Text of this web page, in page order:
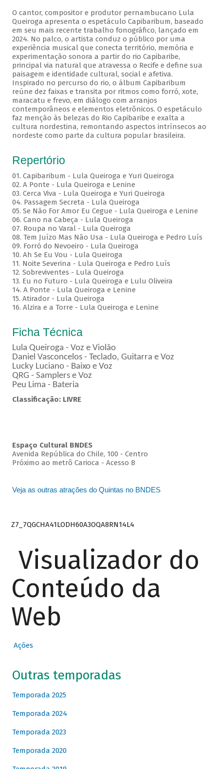
O cantor, compositor e produtor pernambucano Lula
Queiroga apresenta o espetáculo Capibaribum, baseado
em seu mais recente trabalho fonográfico, lançado em
2024. No palco, o artista conduz o público por uma
experiência musical que conecta território, memória e
experimentação sonora a partir do rio Capibaribe,
principal via natural que atravessa o Recife e define sua
paisagem e identidade cultural, social e afetiva.
Inspirado no percurso do rio, o álbum Capibaribum
reúne dez faixas e transita por ritmos como forró, xote,
maracatu e frevo, em diálogo com arranjos
contemporâneos e elementos eletrônicos. O espetáculo
faz menção às belezas do Rio Capibaribe e exalta a
cultura nordestina, remontando aspectos intrínsecos ao
nordeste como parte da cultura popular brasileira.
Repertório
01. Capibaribum - Lula Queiroga e Yuri Queiroga
02. A Ponte - Lula Queiroga e Lenine
03. Cerca Viva - Lula Queiroga e Yuri Queiroga
04. Passagem Secreta - Lula Queiroga
05. Se Não For Amor Eu Cegue - Lula Queiroga e Lenine
06. Cano na Cabeça - Lula Queiroga
07. Roupa no Varal - Lula Queiroga
08. Tem Juízo Mas Não Usa - Lula Queiroga e Pedro Luís
09. Forró do Nevoeiro - Lula Queiroga
10. Ah Se Eu Vou - Lula Queiroga
11. Noite Severina - Lula Queiroga e Pedro Luís
12. Sobreviventes - Lula Queiroga
13. Eu no Futuro - Lula Queiroga e Lulu Oliveira
14. A Ponte - Lula Queiroga e Lenine
15. Atirador - Lula Queiroga
16. Alzira e a Torre - Lula Queiroga e Lenine
Ficha Técnica
Lula Queiroga - Voz e Violão
Daniel Vasconcelos - Teclado, Guitarra e Voz
Lucky Luciano - Baixo e Voz
QRG - Samplers e Voz
Peu Lima - Bateria
Classificação: LIVRE
Espaço Cultural BNDES
Avenida República do Chile, 100 - Centro
Próximo ao metrô Carioca - Acesso B
Veja as outras atrações do Quintas no BNDES
Z7_7QGCHA41LODH60A3OQA8RN14L4
Visualizador do
Conteúdo da
Web
Ações
Outras temporadas
Temporada 2025
Temporada 2024
Temporada 2023
Temporada 2020